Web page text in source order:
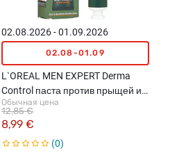
02.08.2026 - 01.09.2026
02.08-01.09
L`OREAL MEN EXPERT Derma
Control паста против прыщей и
несовершенств кожи, 45мл
Обычная цена
8,99 €
12,85 €
0